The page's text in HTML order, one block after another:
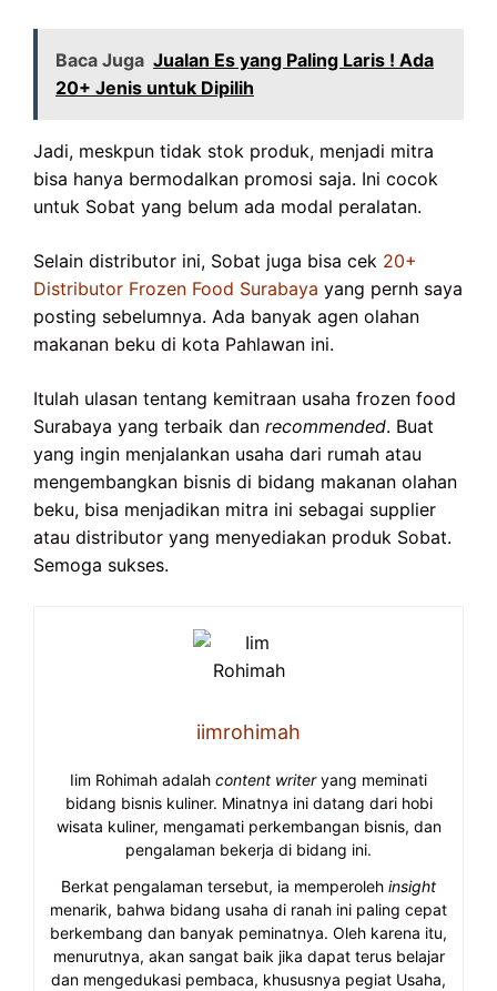
Baca Juga Jualan Es yang Paling Laris ! Ada
20+ Jenis untuk Dipilih
Jadi, meskpun tidak stok produk, menjadi mitra
bisa hanya bermodalkan promosi saja. Ini cocok
untuk Sobat yang belum ada modal peralatan.
Selain distributor ini, Sobat juga bisa cek 20+
Distributor Frozen Food Surabaya yang pernh saya
posting sebelumnya. Ada banyak agen olahan
makanan beku di kota Pahlawan ini.
Itulah ulasan tentang kemitraan usaha frozen food
Surabaya yang terbaik dan recommended. Buat
yang ingin menjalankan usaha dari rumah atau
mengembangkan bisnis di bidang makanan olahan
beku, bisa menjadikan mitra ini sebagai supplier
atau distributor yang menyediakan produk Sobat.
Semoga sukses.
iimrohimah
Iim Rohimah adalah content writeryang meminati
bidang bisnis kuliner. Minatnya ini datang dari hobi
wisata kuliner, mengamati perkembangan bisnis, dan
pengalaman bekerja di bidang ini.
Berkat pengalaman tersebut, ia memperoleh insight
menarik, bahwa bidang usaha di ranah ini paling cepat
berkembang dan banyak peminatnya. Oleh karena itu,
menurutnya, akan sangat baik jika dapat terus belajar
dan mengedukasi pembaca, khususnya pegiat Usaha,